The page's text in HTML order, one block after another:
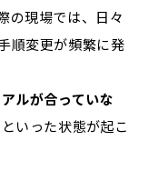
の現場では、日々
順変更が頻繁に発
ルが合っていな
といった状態が起こ